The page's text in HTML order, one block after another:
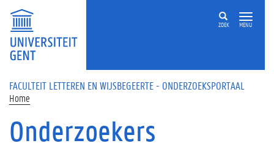
Overslaan en naar de inhoud gaan
ZOEK MENU
FACULTEIT LETTEREN EN WIJSBEGEERTE - ONDERZOEKSPORTAAL
Home
Onderzoekers